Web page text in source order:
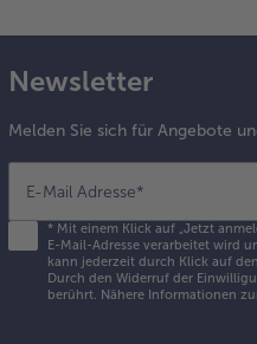
Newsletter
Melden Sie sich für Angebote
E-Mail Adresse*
*Mit einem Klick auf „Jetzt
E-Mail-Adresse verarbeitet wird
kann jederzeit durch Klick auf
Durch den Widerruf der
berührt. Nähere Informationen